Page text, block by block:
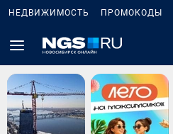
НЕДВИЖИМОСТЬ ПРОМОКОДЫ